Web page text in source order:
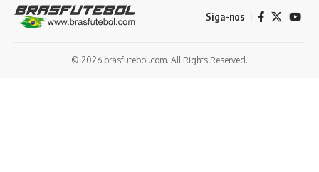
Siga-nos
© 2026 brasfutebol.com. All Rights Reserved.